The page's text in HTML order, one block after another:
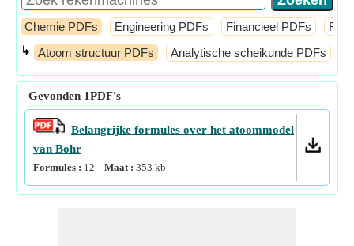
Chemie PDFs Engineering PDFs Financieel PDFs
↳ Atoom structuur PDFs Analytische scheikunde PDFs
Gevonden 1PDF's
Belangrijke formules over het atoommodel
van Bohr
Formules : 12 Maat : 353 kb